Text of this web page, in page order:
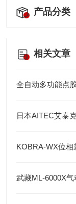
产品分类
相关文章
全自动多功能点
日本AITEC艾泰